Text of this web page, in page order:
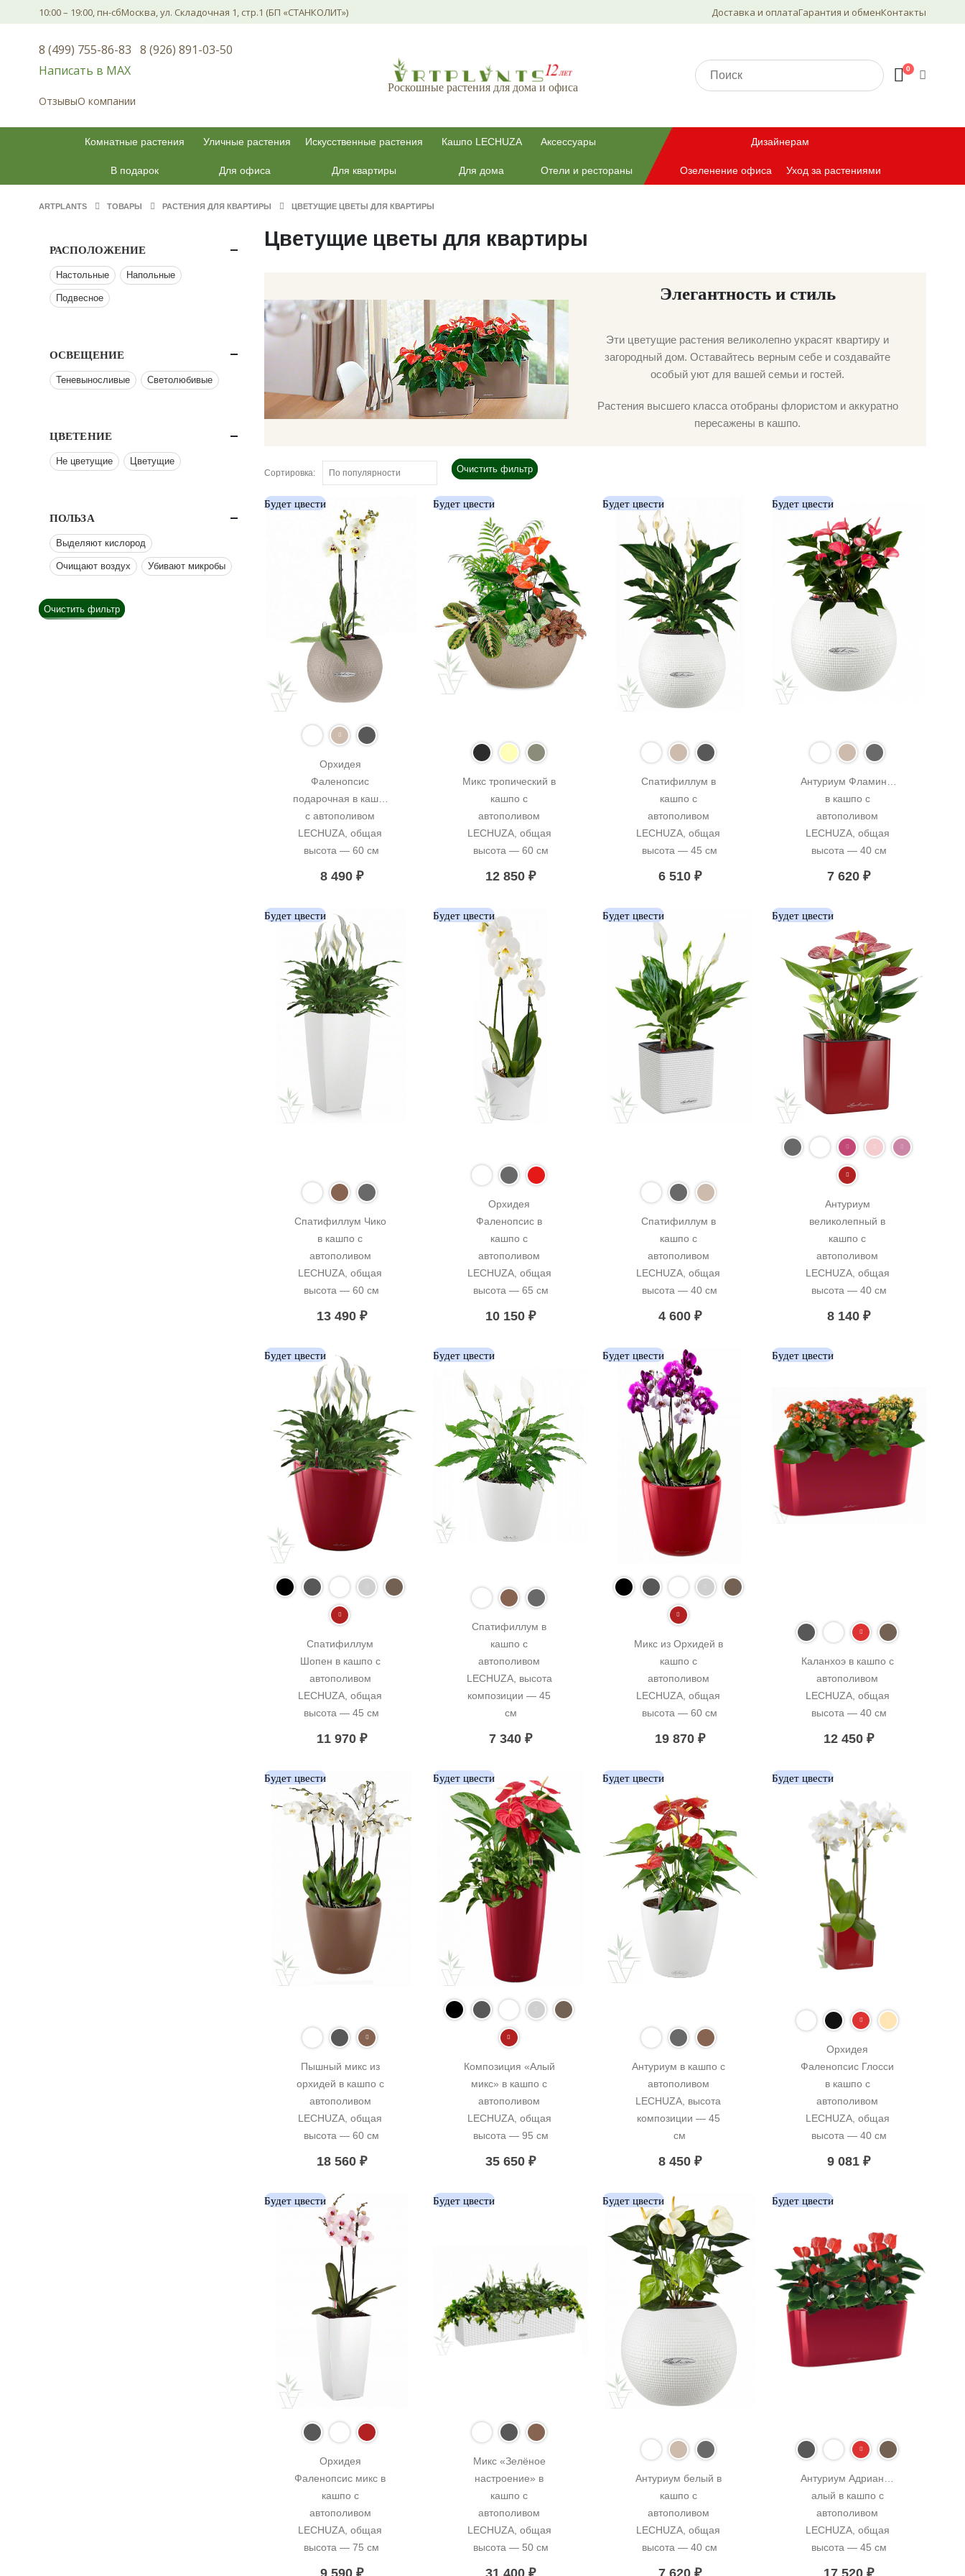
10:00 – 19:00, пн-сбМосква, ул. Складочная 1, стр.1 (БП «СТАНКОЛИТ») Доставка и оплатаГарантия и обменКонтакты
8 (499) 755-86-83 8 (926) 891-03-50
Написать в МАХ
ОтзывыО компании
Роскошные растения для дома и офиса
0
Комнатные растения Уличные растения Искусственные растения Кашпо LECHUZA Аксессуары
В подарок Озеленение офиса Уход за растениями
Для офиса
Дизайнерам
Для квартиры Для дома Отели и рестораны
ARTPLANTS ТОВАРЫ РАСТЕНИЯ ДЛЯ КВАРТИРЫ ЦВЕТУЩИЕ ЦВЕТЫ ДЛЯ КВАРТИРЫ
Цветущие цветы для квартиры
Элегантность и стиль
Эти цветущие растения великолепно украсят квартиру и
загородный дом. Оставайтесь верным себе и создавайте
особый уют для вашей семьи и гостей.
Растения высшего класса отобраны флористом и аккуратно
пересажены в кашпо.
Сортировка: Очистить фильтр
Будет цвести
Орхидея
Фаленопсис
подарочная в кашпо
с автополивом
LECHUZA, общая
высота — 60 см
8 490 ₽
Будет цвести
Микс тропический в
кашпо с
автополивом
LECHUZA, общая
высота — 60 см
12 850₽
Будет цвести
Спатифиллум в
кашпо с
автополивом
LECHUZA, общая
высота — 45 см
6 510 ₽
Будет цвести
Антуриум Фламинго
в кашпо с
автополивом
LECHUZA, общая
высота — 40 см
7 620₽
Будет цвести
Спатифиллум Чико
в кашпо с
автополивом
LECHUZA, общая
высота — 60 см
13 490 ₽
Будет цвести
Орхидея
Фаленопсис в
кашпо с
автополивом
LECHUZA, общая
высота — 65 см
10 150₽
Будет цвести
Спатифиллум в
кашпо с
автополивом
LECHUZA, общая
высота — 40 см
4 600 ₽
Будет цвести
Антуриум
великолепный в
кашпо с
автополивом
LECHUZA, общая
высота — 40 см
8 140₽
Будет цвести
Спатифиллум
Шопен в кашпо с
автополивом
LECHUZA, общая
высота — 45 см
11 970 ₽
Будет цвести
Спатифиллум в
кашпо с
автополивом
LECHUZA, высота
композиции — 45
см
7 340₽
Будет цвести
Микс из Орхидей в
кашпо с
автополивом
LECHUZA, общая
высота — 60 см
19 870 ₽
Будет цвести
Каланхоэ в кашпо с
автополивом
LECHUZA, общая
высота — 40 см
12 450₽
Будет цвести
Пышный микс из
орхидей в кашпо с
автополивом
LECHUZA, общая
высота — 60 см
18 560 ₽
Будет цвести
Композиция «Алый
микс» в кашпо с
автополивом
LECHUZA, общая
высота — 95 см
35 650₽
Будет цвести
Антуриум в кашпо с
автополивом
LECHUZA, высота
композиции — 45
см
8 450 ₽
Будет цвести
Орхидея
Фаленопсис Глосси
в кашпо с
автополивом
LECHUZA, общая
высота — 40 см
9 081₽
Будет цвести
Орхидея
Фаленопсис микс в
кашпо с
автополивом
LECHUZA, общая
высота — 75 см
9 590 ₽
Будет цвести
Микс «Зелёное
настроение» в
кашпо с
автополивом
LECHUZA, общая
высота — 50 см
31 400₽
Будет цвести
Антуриум белый в
кашпо с
автополивом
LECHUZA, общая
высота — 40 см
7 620 ₽
Будет цвести
Антуриум Адрианум
алый в кашпо с
автополивом
LECHUZA, общая
высота — 45 см
17 520₽
РАСПОЛОЖЕНИЕ
Настольные Напольные
Подвесное
ОСВЕЩЕНИЕ
Теневыносливые Светолюбивые
ЦВЕТЕНИЕ
Не цветущие Цветущие
ПОЛЬЗА
Выделяют кислород
Очищают воздух Убивают микробы
Очистить фильтр